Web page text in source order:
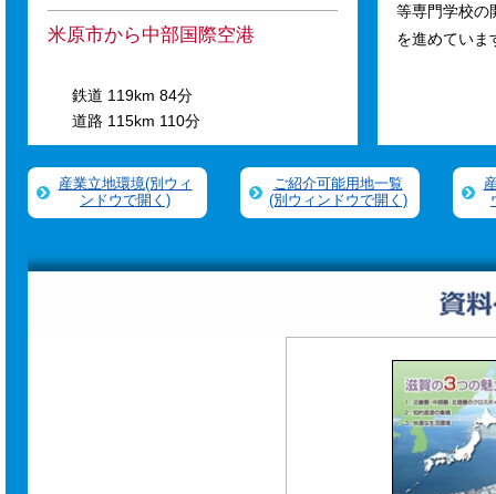
米原市から中部国際空港
鉄道 119km 84分
道路 115km 110分
等専門学校の
を進めていま
産業立地環境(別ウィ
ンドウで開く)
ご紹介可能用地一覧
(別ウィンドウで開く)